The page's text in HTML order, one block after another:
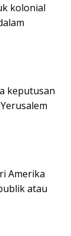
kolonial
keputusan
Amerika
atau